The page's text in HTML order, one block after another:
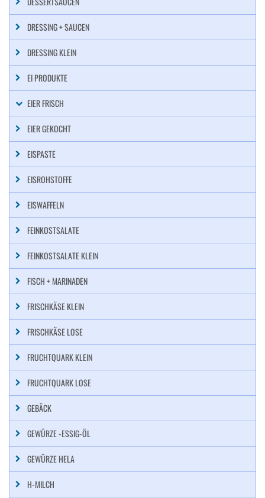
DRESSING + SAUCEN
DRESSING KLEIN
EI PRODUKTE
EIER FRISCH
EIER GEKOCHT
EISPASTE
EISROHSTOFFE
EISWAFFELN
FEINKOSTSALATE
FEINKOSTSALATE KLEIN
FISCH + MARINADEN
FRISCHKÄSE KLEIN
FRISCHKÄSE LOSE
FRUCHTQUARK KLEIN
FRUCHTQUARK LOSE
GEBÄCK
GEWÜRZE -ESSIG-ÖL
GEWÜRZE HELA
H-MILCH